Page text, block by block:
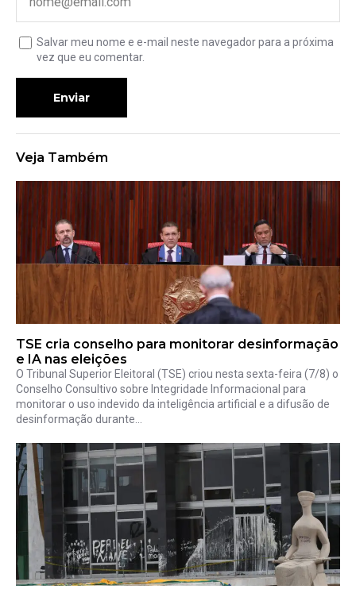
Salvar meu nome e e-mail neste navegador para a próxima
vez que eu comentar.
Enviar
Veja Também
TSE cria conselho para monitorar desinformação
e IA nas eleições
O Tribunal Superior Eleitoral (TSE) criou nesta sexta-feira (7/8) o
Conselho Consultivo sobre Integridade Informacional para
monitorar o uso indevido da inteligência artificial e a difusão de
desinformação durante...